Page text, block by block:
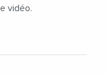
vidéo.